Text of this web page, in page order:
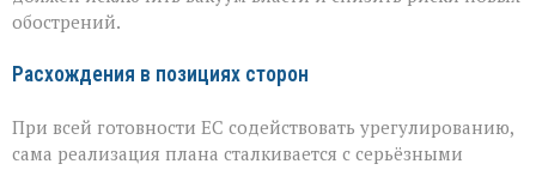
обострений.
Расхождения в позициях сторон
При всей готовности ЕС содействовать урегулированию,
сама реализация плана сталкивается с серьёзными